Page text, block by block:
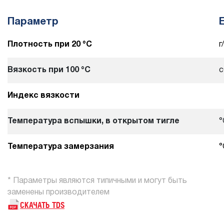
СКАЧАТЬ TDS
Параметр
Плотность при 20 °С
Вязкость при 100 °С
Индекс вязкости
Температура вспышки, в открытом тигле
Температура замерзания
* Параметры являются типичными и могут быть
заменены производителем